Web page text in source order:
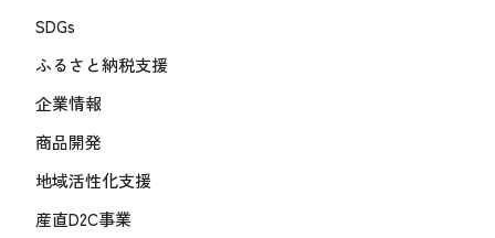
SDGs
ふるさと納税支援
企業情報
商品開発
地域活性化支援
産直D2C事業